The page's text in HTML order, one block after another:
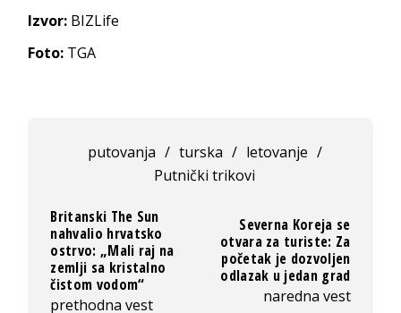
Izvor: BIZLife
Foto: TGA
putovanja / turska / letovanje /
Putnički trikovi
Britanski The Sun
nahvalio hrvatsko
ostrvo: „Mali raj na
zemlji sa kristalno
čistom vodom“
prethodna vest
Severna Koreja se
otvara za turiste: Za
početak je dozvoljen
odlazak u jedan grad
naredna vest